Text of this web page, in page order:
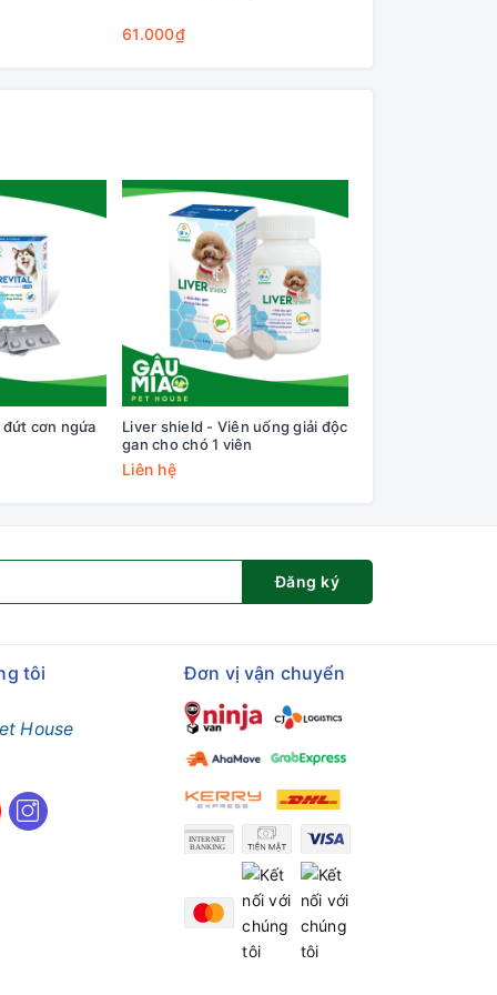
61.000₫
đứt cơn ngứa
Liver shield - Viên uống giải độc
gan cho chó 1 viên
Liên hệ
Đăng ký
tôi
House
Đơn vị vận chuyển